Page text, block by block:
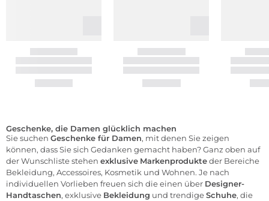
Geschenke, die Damen glücklich machen
Sie suchen Geschenke für Damen, mit denen Sie zeigen
können, dass Sie sich Gedanken gemacht haben? Ganz oben auf
der Wunschliste stehen exklusive Markenprodukteder Bereiche
Bekleidung, Accessoires, Kosmetik und Wohnen. Je nach
individuellen Vorlieben freuen sich die einen über Designer-
Handtaschen, exklusive Bekleidung und trendigeSchuhe, die